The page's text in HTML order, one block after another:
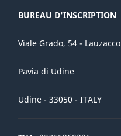
BUREAU D'INSCRIPTION
Viale Grado, 54 - Lauzacco
Pavia di Udine
Udine - 33050 - ITALY